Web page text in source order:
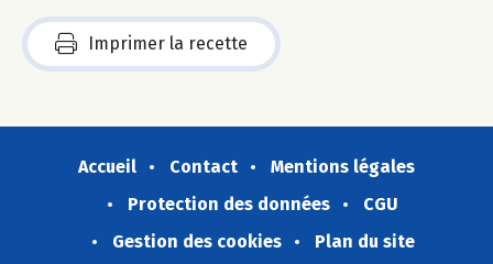
Imprimer la recette
Accueil Contact
Mentions légales
Protection des données
CGU
Gestion des cookies
Plan du site